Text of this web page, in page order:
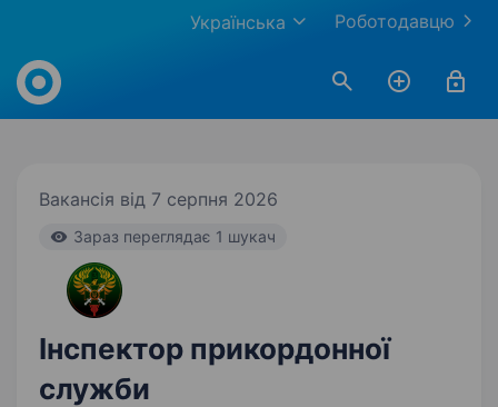
Роботодавцю
Українська
Work.ua
Вакансія від 7 серпня 2026
Зараз переглядає 1 шукач
Інспектор прикордонної
служби